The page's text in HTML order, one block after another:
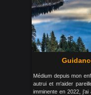
Médium depuis mon
autrui et m'aider
imminente en 2022,